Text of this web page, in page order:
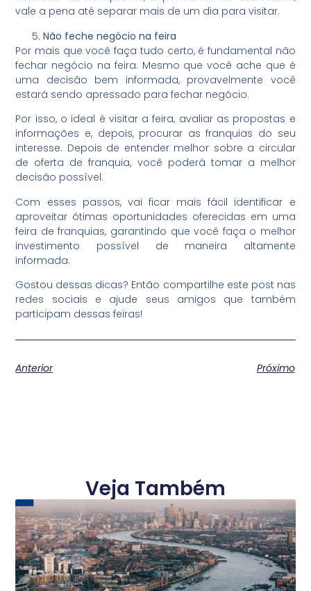
vale a pena até separar mais de um dia para visitar.
Não feche negócio na feira
Por mais que você faça tudo certo, é fundamental não
fechar negócio na feira. Mesmo que você ache que é
uma decisão bem informada, provavelmente você
estará sendo apressado para fechar negócio.
Por isso, o ideal é visitar a feira, avaliar as propostas e
informações e, depois, procurar as franquias do seu
interesse. Depois de entender melhor sobre a circular
de oferta de franquia, você poderá tomar a melhor
decisão possível.
Com esses passos, vai ficar mais fácil identificar e
aproveitar ótimas oportunidades oferecidas em uma
feira de franquias, garantindo que você faça o melhor
investimento possível de maneira altamente
informada.
Gostou dessas dicas? Então compartilhe este post nas
redes sociais e ajude seus amigos que também
participam dessas feiras!
Anterior Próximo
Veja Também